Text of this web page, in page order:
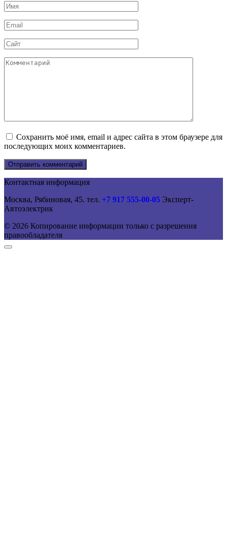
Имя
*
Email
*
Сайт
Комментарий
Сохранить моё имя, email и адрес сайта в этом браузере для
последующих моих комментариев.
Контактная информация
Москва, Рябиновая, 45. тел. +7 917 555-00-05 Эксперт-
Автоэлектрик
© 2026 Копирование информации только с разрешения
правообладателя